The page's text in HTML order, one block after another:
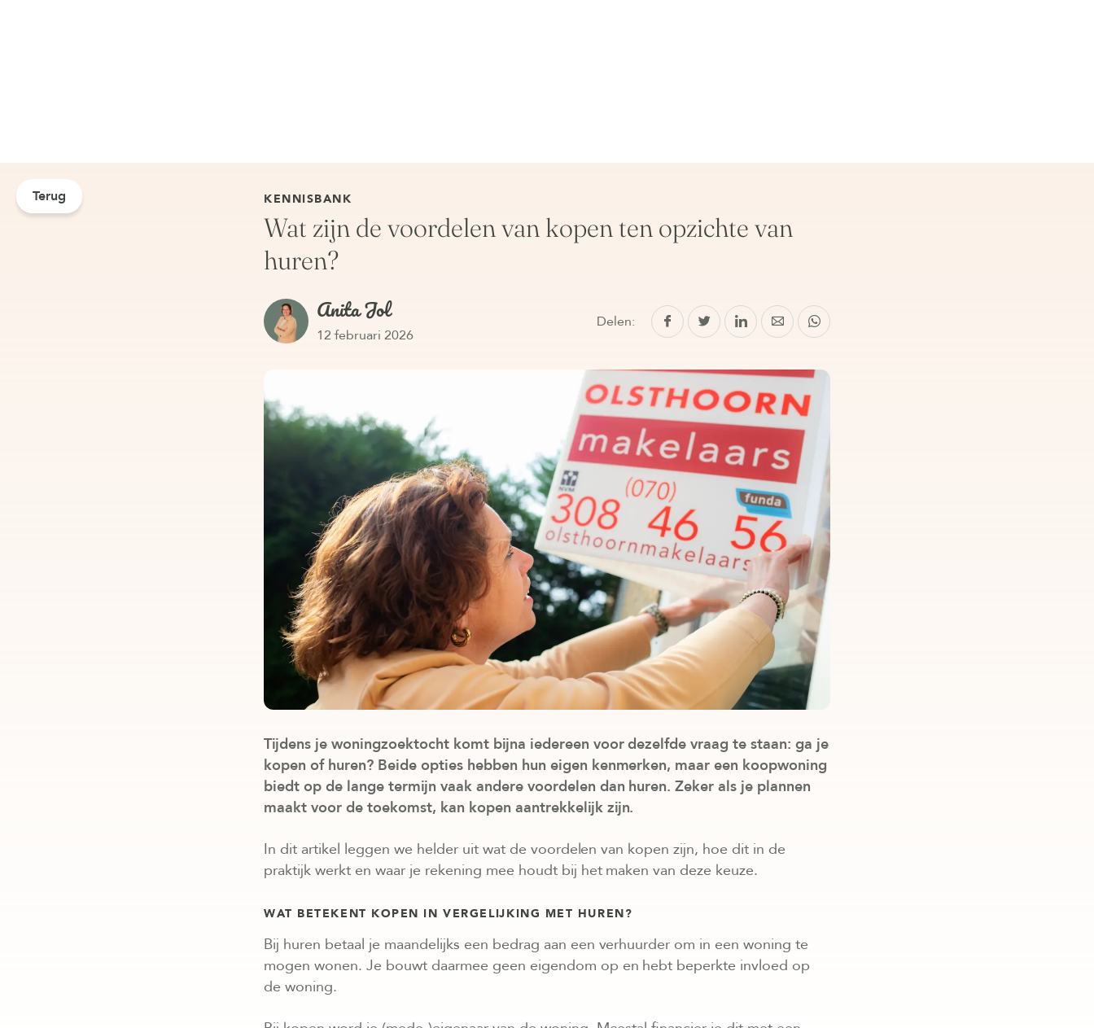
Terug KENNISBANK
Wat zijn de voordelen van kopen ten opzichte van
huren?
Anita Jol
12 februari 2026
Delen:
Tijdens je woningzoektocht komt bijna iedereen voor dezelfde vraag te staan: ga je
kopen of huren? Beide opties hebben hun eigen kenmerken, maar een koopwoning
biedt op de lange termijn vaak andere voordelen dan huren. Zeker als je plannen
maakt voor de toekomst, kan kopen aantrekkelijk zijn.
In dit artikel leggen we helder uit wat de voordelen van kopen zijn, hoe dit in de
praktijk werkt en waar je rekening mee houdt bij het maken van deze keuze.
WAT BETEKENT KOPEN IN VERGELIJKING MET HUREN?
Bij huren betaal je maandelijks een bedrag aan een verhuurder om in een woning te
mogen wonen. Je bouwt daarmee geen eigendom op en hebt beperkte invloed op
de woning.